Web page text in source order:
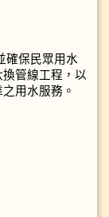
確保民眾用水
管線工程，以
用水服務。